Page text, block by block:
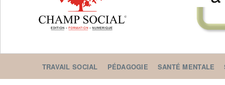
TRAVAIL SOCIAL PÉDAGOGIE SANTÉ MENTALE